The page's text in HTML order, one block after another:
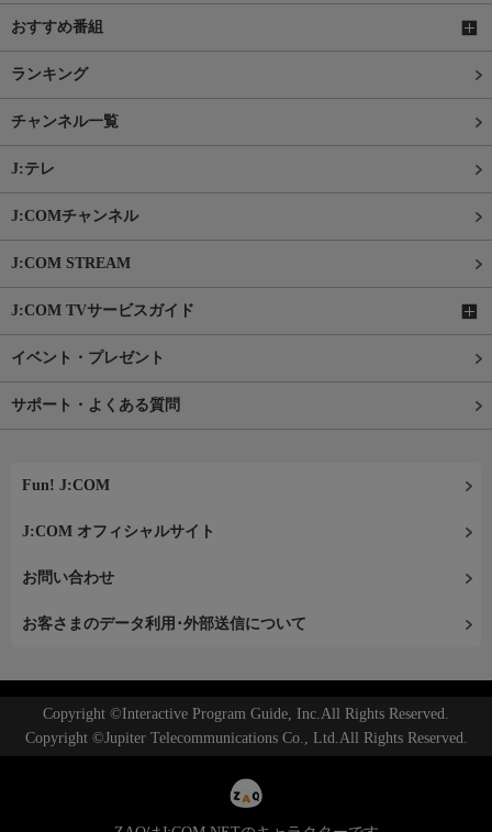
おすすめ番組
ランキング
チャンネル一覧
J:テレ
J:COMチャンネル
J:COM STREAM
J:COM TVサービスガイド
イベント・プレゼント
サポート・よくある質問
Fun! J:COM
J:COM オフィシャルサイト
お問い合わせ
お客さまのデータ利用･外部送信について
Copyright ©Interactive Program Guide, Inc.All Rights Reserved.
Copyright ©Jupiter Telecommunications Co., Ltd.All Rights Reserved.